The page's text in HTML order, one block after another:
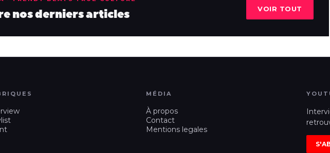
nos derniers articles VOIR TOUT
MÉDIA
À propos
Contact
Mentions legales